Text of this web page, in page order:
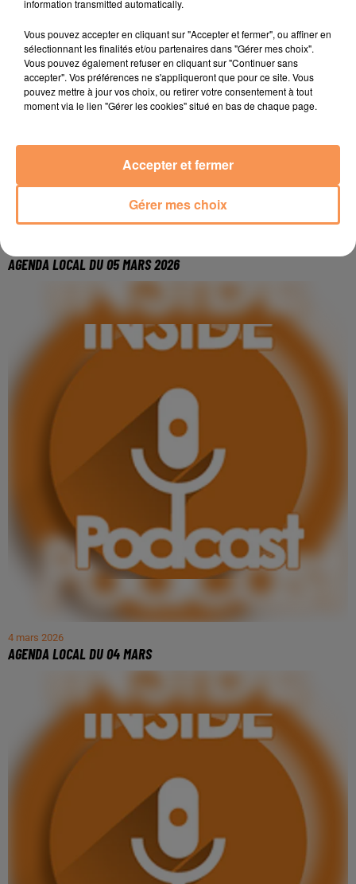
AGENDA LOCAL DU 05 MARS 2026
4 mars 2026
AGENDA LOCAL DU 04 MARS
information transmitted automatically.
Vous pouvez accepter en cliquant sur "Accepter et fermer", ou affiner en
sélectionnant les finalités et/ou partenaires dans "Gérer mes choix".
Vous pouvez également refuser en cliquant sur "Continuer sans
accepter". Vos préférences ne s'appliqueront que pour ce site. Vous
pouvez mettre à jour vos choix, ou retirer votre consentement à tout
moment via le lien "Gérer les cookies" situé en bas de chaque page.
Gérer mes choix
Accepter et fermer